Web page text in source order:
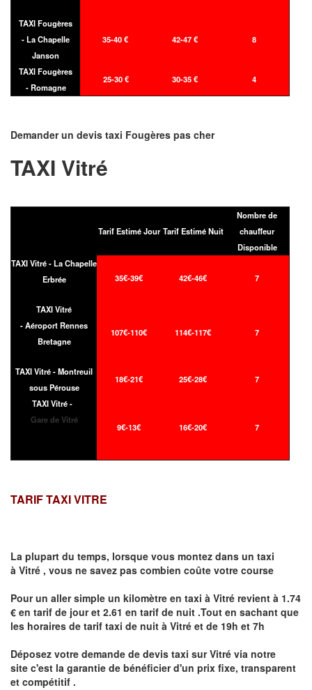
TAXI Fougères
- La Chapelle
Janson
35-40 € 42-47 € 8
TAXI Fougères
- Romagne
25-30 € 30-35 € 4
Demander un devis taxi Fougères pas cher
TAXI Vitré
Tarif Estimé Jour Tarif Estimé Nuit
Nombre de
chauffeur
Disponible
TAXI Vitré - La Chapelle
Erbrée
35€-39€ 42€-46€ 7
TAXI Vitré
- Aéroport Rennes
Bretagne
107€-110€ 114€-117€ 7
TAXI Vitré - Montreuil
sous Pérouse
18€-21€ 25€-28€ 7
TAXI Vitré -
Gare de Vitré
9€-13€ 16€-20€ 7
TARIF TAXI VITRE
La plupart du temps, lorsque vous montez dans un taxi
à Vitré , vous ne savez pas combien coûte votre course
Pour un aller simple un kilomètre en taxi à Vitré revient à 1.74
€ en tarif de jour et 2.61 en tarif de nuit .Tout en sachant que
les horaires de tarif taxi de nuit à Vitré et de 19h et 7h
Déposez votre demande de devis taxi surVitré via notre
site c'est la garantie de bénéficier d'un prix fixe, transparent
et compétitif .